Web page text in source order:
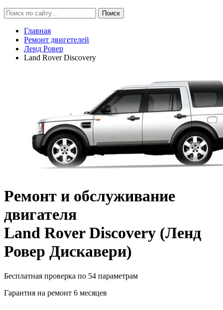
Главная
Ремонт двигетелей
Ленд Ровер
Land Rover Discovery
Ремонт и обслуживание
двигателя
Land Rover Discovery (Ленд
Ровер Дискавери)
Бесплатная проверка по 54 параметрам
Гарантия на ремонт 6 месяцев